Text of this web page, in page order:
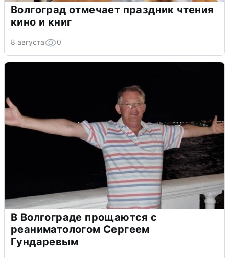
Волгоград отмечает праздник чтения
кино и книг
8 августа 0
В Волгограде прощаются с
реаниматологом Сергеем
Гундаревым